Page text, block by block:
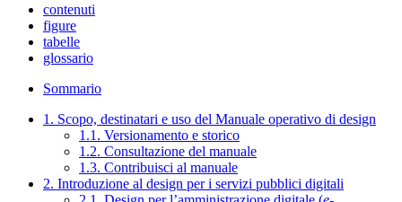
contenuti
figure
tabelle
glossario
Sommario
1. Scopo, destinatari e uso del Manuale operativo di design
1.1. Versionamento e storico
1.2. Consultazione del manuale
1.3. Contribuisci al manuale
2. Introduzione al design per i servizi pubblici digitali